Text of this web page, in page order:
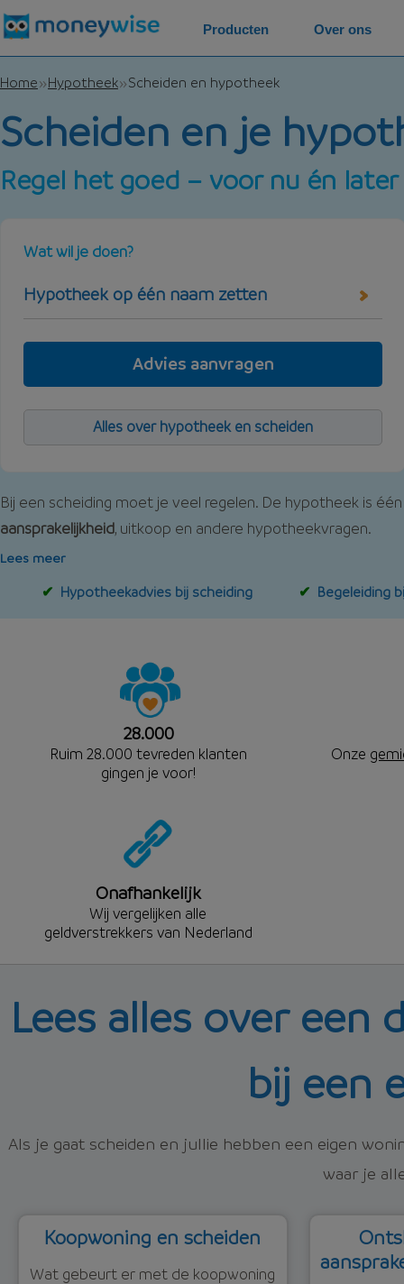
Home Hypotheek Scheiden en hypotheek
Scheiden en je
Regel het goed – voor nu én later
Bij een scheiding moet je veel regelen. De hypotheek is
aansprakelijkheid, uitkoop en andere hypotheekvragen.
Lees meer
Hypotheekadvies bij scheiding Begeleiding
Wat wil je doen?
Hypotheek op één naam zetten
Advies aanvragen
Alles over hypotheek en scheiden
28.000
Ruim 28.000 tevreden klanten
gingen je voor!
Onze
Onafhankelijk
Wij vergelijken alle
geldverstrekkers van Nederland
Lees alles over een
bij een
Als je gaat scheiden en jullie hebben een eigen
waar je
Koopwoning en scheiden
Wat gebeurt er met de koopwoning
Producten Over ons